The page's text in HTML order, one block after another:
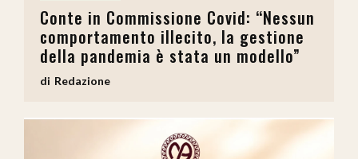
Conte in Commissione Covid: “Nessun
comportamento illecito, la gestione
della pandemia è stata un modello”
Redazione